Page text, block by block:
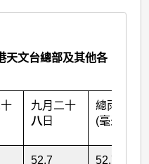
天文台總部及其他各
九月二十
八 日
總雨量
(毫米)
52.7 52.7